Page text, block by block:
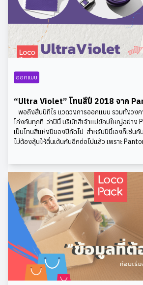
ขนาดใหญ่เพื่อให้เห็นข้อความได้ชัดเจน
จิ้งที่ดูเปรี้ยวเท่หรูหราก็สามารถดึงดูดก
ความโก้หรูดูดี ดังนั้นการทราบก่อนว่าผู้ซื้อสินค้า คือกลุ่ม
บุคคลประเภทไหน เราก็จะสามารถกำห
ออกแบบบรรจุภัณฑ์ได้ง่ายขึ้น3. สินค้าจะ
?ลองพิจารณาสักนิด สินค้าของคุณนั้นถูก
ช่องทางไหน เป็นการตั้งสินค้าหน้าร้าน
กลยุทธ์การออกแบบผลิตภัณฑ์ก็ต่างกัน หากเป็นการวาง
สินค้าบนชั้นวาง มีคู่แข่งเป็นสินค้าประเภทเดี
ของคุณต้องการบรรจุภัณฑ์ที่โดดเด่นและ
สายตา แต่ถ้าสินค้าของคุณเน้นช่องทางการขายบนโลก
สะดวก และเหมาะสมกับการขนส่งทางไกลมากกว่าภาพลักษณ์
แพคเกจจิ้งที่ต้องโดดเด่นกว่าใคร
ออกแบบ
“Ultra Violet” โทนสีปี 2018 จาก
โก่งกันทุกที ว่าปีนี้ บริษัทสีเจ้าแม่ยักษ์ใหญ่อย่าง
เป็นโทนสีแห่งปีของปีถัดไป สำหรับปีนี้เองก็เช่นกั
ไม่ต้องลุ้นให้ตื่นเต้นกันอีกต่อไปแล้ว เพราะ
โลกรับรู้แล้วว่า สีม่วง Ultra Violet รหัส
ข้อมูลดีๆ เกี่ยวกับเจ้าสีม่วงสุดเย้ายวนผ่านบทความนี้กัน
VIOLET สำหรับกราฟฟิกและแพคเกจจิ้งดีไซน์แ
ลึกลับ แต่ให้ความรู้สึกกลมกลืน สีม่วง Ultra
โทนสีแห่งปีสำหรับแวดวงการออกแบบกราฟฟิก
การคัดเลือกครั้งนี้ ถือว่าสอดคล้องกับทิศทางของ
ทั่วโลกเป็นอย่างดี ดั่งที่ปรากฏให้เห็นในเทรนด์ก
สินค้าอุปโภคบริโภค สินค้าเสริมความงาม รวม
หรู ซึ่งนับวันจะยิ่งเน้นความซับซ้อนและมิติของก
กว่าเดิม ULTRA VIOLET และวงการแฟชั่นด้วยคุณสมบัติที่มีความเป็นก
ลางระหว่างเพศหญิงและเพศชาย ตัวเลือกอย่า
ผสมผสานกันระหว่างพื้นสีของสีแดง และสีฟ้า ไ
เพื่อสร้างความรู้สึกเชื่อมโยงระหว่างผู้ออกแบบ